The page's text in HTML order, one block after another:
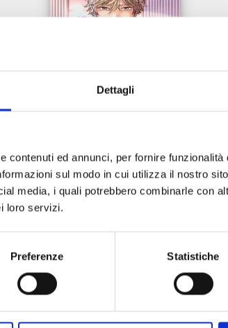
Dettagli
contenuti ed annunci, per fornire
sul modo in cui utilizza il nostro
media, i quali potrebbero combinarle con
loro servizi.
Preferenze Statistiche
PROMISE CINDERELLA n. 15
Mostra tutto